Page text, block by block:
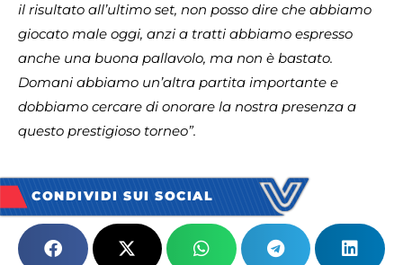
il risultato all’ultimo set, non posso dire che abbiamo
giocato male oggi, anzi a tratti abbiamo espresso
anche una buona pallavolo, ma non è bastato.
Domani abbiamo un’altra partita importante e
dobbiamo cercare di onorare la nostra presenza a
questo prestigioso torneo”.
CONDIVIDI SUI SOCIAL